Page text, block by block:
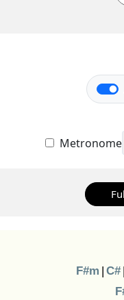
Metronome
F#m | C# |